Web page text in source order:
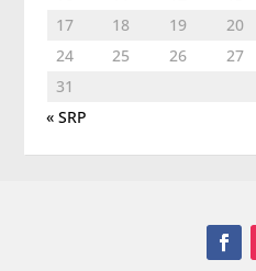
17
18 19 20
24
25 26 27
31
« SRP